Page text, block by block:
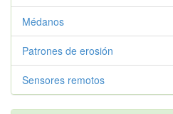
Médanos
Patrones de erosión
Sensores remotos